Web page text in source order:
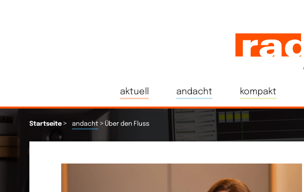
aktuell andacht kompakt
Startseite > andacht > Über den Fluss